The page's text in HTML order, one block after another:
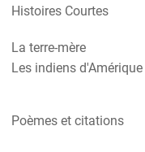
Histoires Courtes
La terre-mère
Les indiens d'Amérique
Poèmes et citations